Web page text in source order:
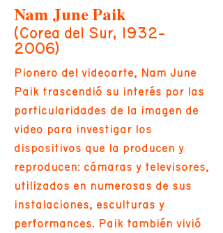
Nam June Paik
(Corea del Sur,
1932-
2006)
Pionero del videoarte, Nam June
Paik trascendió su interés por las
particularidades de la imagen de
video para investigar los
dispositivos que la producen y
reproducen: cámaras y televisores,
utilizados en numerosas de sus
instalaciones, esculturas y
performances. Paik también vivió